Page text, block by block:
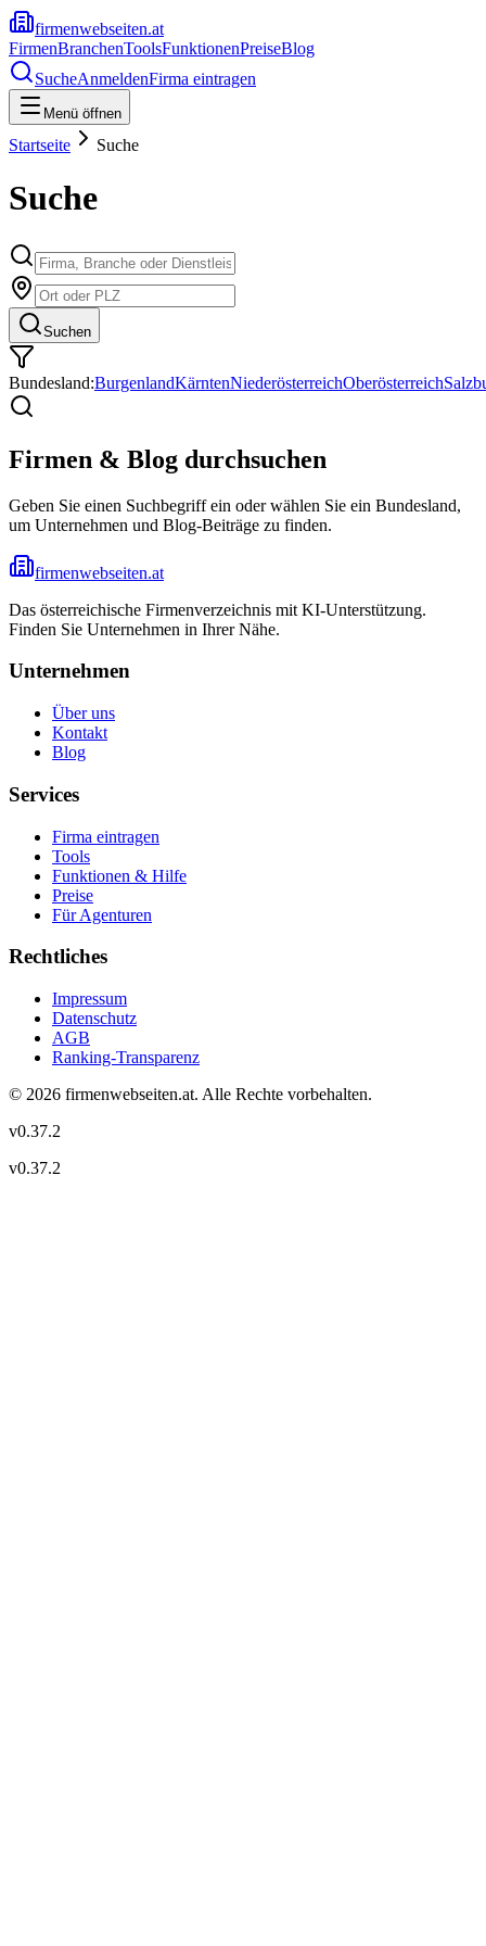
firmenwebseiten.at
FirmenBranchenToolsFunktionenPreiseBlog
SucheAnmeldenFirma eintragen
Menü öffnen
Startseite Suche
Suche
Suchen
Bundesland:BurgenlandKärntenNiederösterreichOberösterreich
Firmen & Blog durchsuchen
Geben Sie einen Suchbegriff ein oder wählen Sie ein Bundesland,
um Unternehmen und Blog-Beiträge zu finden.
firmenwebseiten.at
Das österreichische Firmenverzeichnis mit KI-Unterstützung.
Finden Sie Unternehmen in Ihrer Nähe.
Unternehmen
Über uns
Kontakt
Blog
Services
Firma eintragen
Tools
Funktionen & Hilfe
Preise
Für Agenturen
Rechtliches
Impressum
Datenschutz
AGB
Ranking-Transparenz
© 2026 firmenwebseiten.at. Alle Rechte vorbehalten.
v0.37.2
v0.37.2